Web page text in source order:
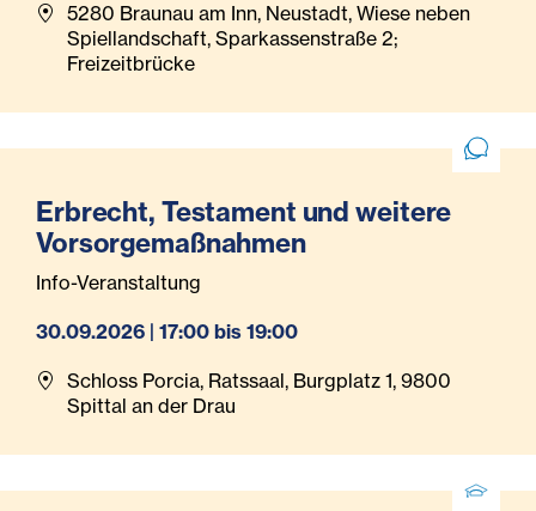
5280 Braunau am Inn, Neustadt, Wiese neben
Spiellandschaft, Sparkassenstraße 2;
Freizeitbrücke
Erbrecht, Testament und weitere
Vorsorgemaßnahmen
Info-Veranstaltung
30.09.2026 | 17:00 bis 19:00
Schloss Porcia, Ratssaal, Burgplatz 1, 9800
Spittal an der Drau